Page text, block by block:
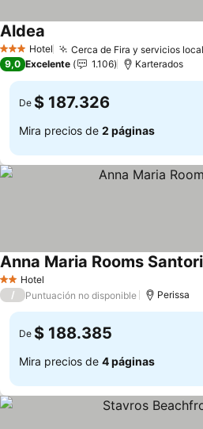
3 Estrellas
Hotel Cerca de Fira y servicios
Aldea
9,0 Excelente 1.106 Karterados
De $ 187.326
Mira precios de 2 páginas
2 Estrellas
Hotel
Anna Maria Rooms
/ Puntuación no disponible Perissa
De $ 188.385
Mira precios de 4 páginas